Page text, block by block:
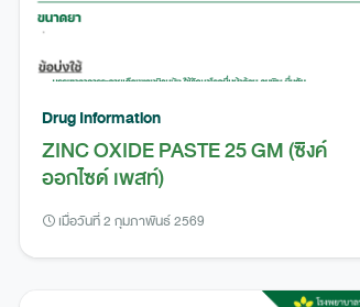
Drug Information
ZINC OXIDE PASTE 25 GM (ซิงค์
ออกไซด์ เพสท์)
เมื่อวันที่ 2 กุมภาพันธ์ 2569